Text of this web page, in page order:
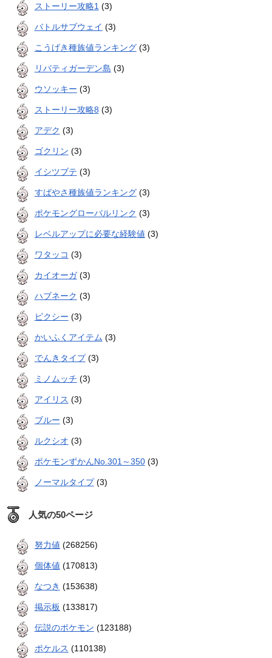
ストーリー攻略1 (3)
バトルサブウェイ (3)
こうげき種族値ランキング(3)
リバティガーデン島 (3)
ウソッキー (3)
ストーリー攻略8 (3)
アデク (3)
ゴクリン (3)
イシツブテ (3)
すばやさ種族値ランキング(3)
ポケモングローバルリンク (3)
レベルアップに必要な経験値 (3)
ワタッコ (3)
カイオーガ(3)
ハブネーク (3)
ピクシー (3)
かいふくアイテム (3)
でんきタイプ(3)
ミノムッチ (3)
アイリス (3)
ブルー (3)
ルクシオ (3)
ポケモンずかんNo.301～350(3)
ノーマルタイプ(3)
人気の50ページ
努力値 (268256)
個体値 (170813)
なつき (153638)
掲示板 (133817)
伝説のポケモン (123188)
ポケルス (110138)